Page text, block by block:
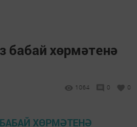
бабай хөрмәтенә
1064 0 0